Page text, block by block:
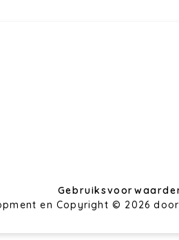
en Copyright © 2026